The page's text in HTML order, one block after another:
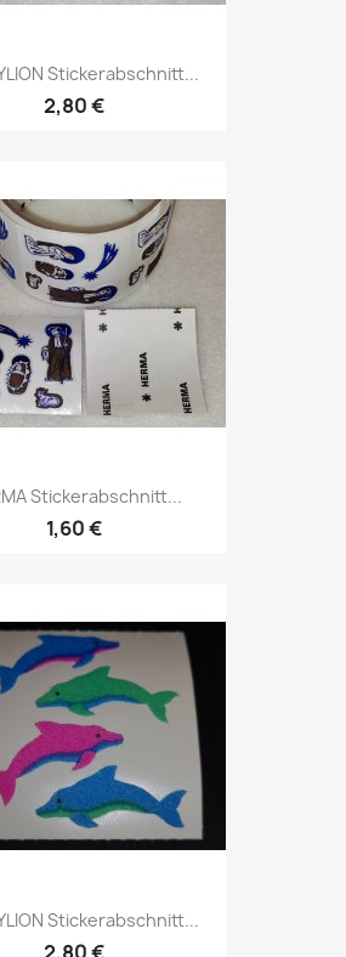
Stickerabschnitt...
2,80 €
Stickerabschnitt...
1,60 €
Stickerabschnitt...